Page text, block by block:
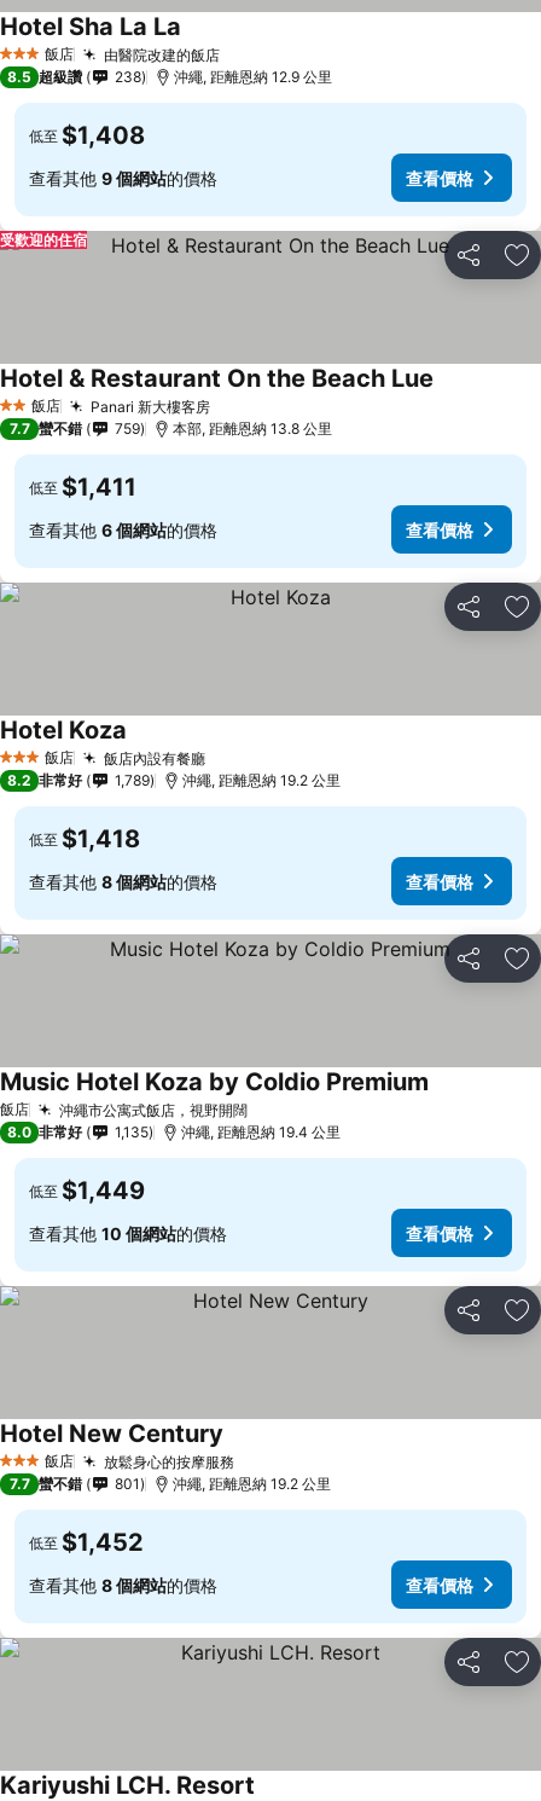
3 星級 飯店 由醫院改建的飯店
Hotel Sha La La
8.5 超級讚 238 沖繩, 距離恩納 12.9 公里
低至 $1,408
查看其他 9 個網站的價格 查看價格
分享 加
受歡迎的住宿
2 星級飯店 Panari 新大樓客房
Hotel & Restaurant On the Beach Lue
7.7 蠻不錯 759 本部, 距離恩納 13.8 公里
低至 $1,411
查看其他 6 個網站的價格 查看價格
分享 加
3 星級 飯店 飯店內設有餐廳
Hotel Koza
8.2 非常好 1,789 沖繩, 距離恩納 19.2 公里
低至 $1,418
查看其他 8 個網站的價格 查看價格
分享 加
飯店 沖繩市公寓式飯店，視野開闊
Music Hotel Koza by Coldio Premium
8.0 非常好 1,135 沖繩, 距離恩納 19.4 公里
低至 $1,449
查看其他 10 個網站的價格 查看價格
分享 加
3 星級 飯店 放鬆身心的按摩服務
Hotel New Century
7.7 蠻不錯 801 沖繩, 距離恩納 19.2 公里
低至 $1,452
查看其他 8 個網站的價格 查看價格
分享 加
Kariyushi LCH. Resort